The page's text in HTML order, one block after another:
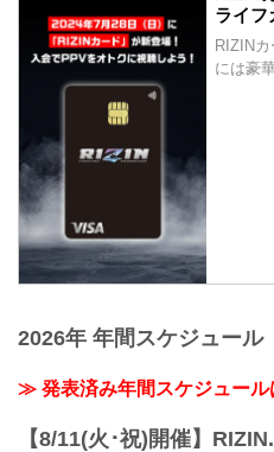
ライフ
RIZIN
には豪
2026年 年間スケジュール
≫ 発表済み年間スケジュール
【8/11(火･祝)開催】